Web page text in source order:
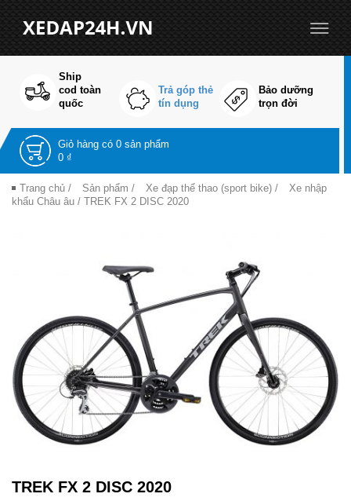
Ship
cod toàn
quốc
Trả góp thẻ
tín dụng
Bảo dưỡng
trọn đời
Giỏ hàng có 0 sản phẩm
0 ₫
Trang chủ / Sản phẩm / Xe đạp thể thao (sport bike) /
Xe nhập
khẩu Châu âu / TREK FX 2 DISC 2020
TREK FX 2 DISC 2020